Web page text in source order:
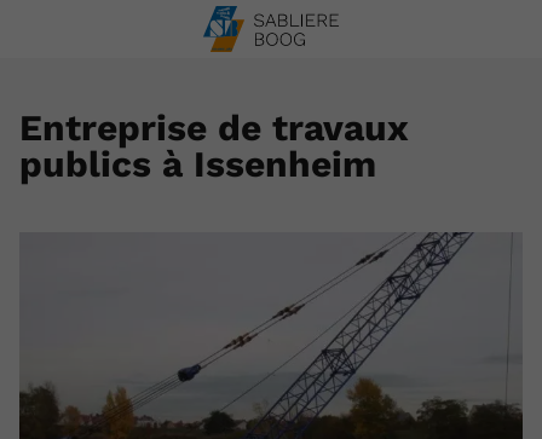
Entreprise de travaux
publics à Issenheim